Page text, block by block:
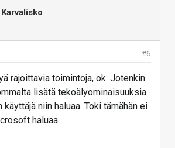
yhtään mihinkään... ja ketuttaa,
tungetaan ovista ja ikkunoista
puske.
Karvalisko
#6
rajoittavia toimintoja, ok. Jotenkin
lisätä tekoälyominaisuuksia
käyttäjä niin haluaa. Toki tämähän ei
haluaa.